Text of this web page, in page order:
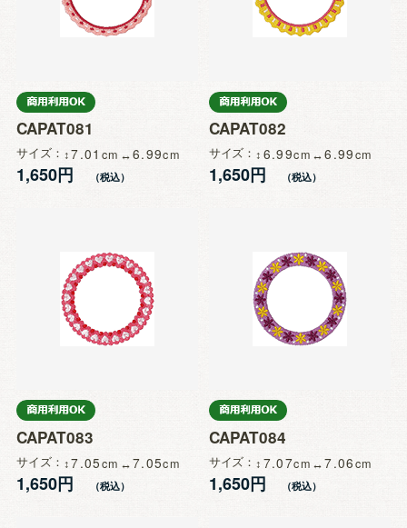
CAPAT081
サイズ 7.01 6.99
1,650円
CAPAT082
サイズ 6.99 6.99
1,650円
CAPAT083
サイズ 7.05 7.05
1,650円
CAPAT084
サイズ 7.07 7.06
1,650円